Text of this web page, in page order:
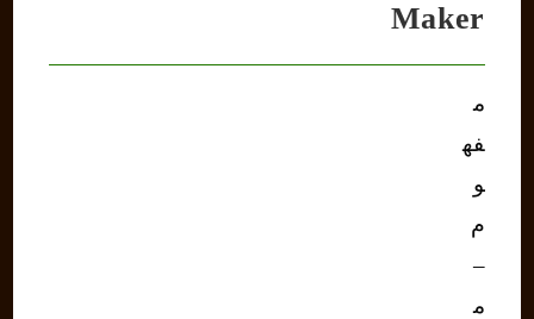
Maker
م
فه
و
م
–
م